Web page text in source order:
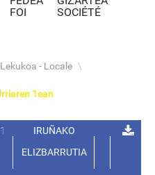
FOI
SOCIÉTÉ
Lekukoa - Locale \
1ean
IRUÑAKO
ELIZBARRUTIA